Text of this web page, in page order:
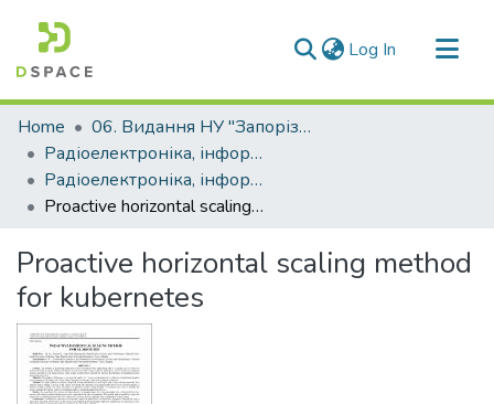
Log In (current)
Communities & Collections
All of DSpace
Statistics
Home
06. Видання НУ "Запорізька політехніка"
Радіоелектроніка, інформатика, управління (РІУ)
Радіоелектроніка, інформатика, управління - 2024, №1 (68)
Proactive horizontal scaling method for kubernetes
Proactive horizontal scaling method
for kubernetes